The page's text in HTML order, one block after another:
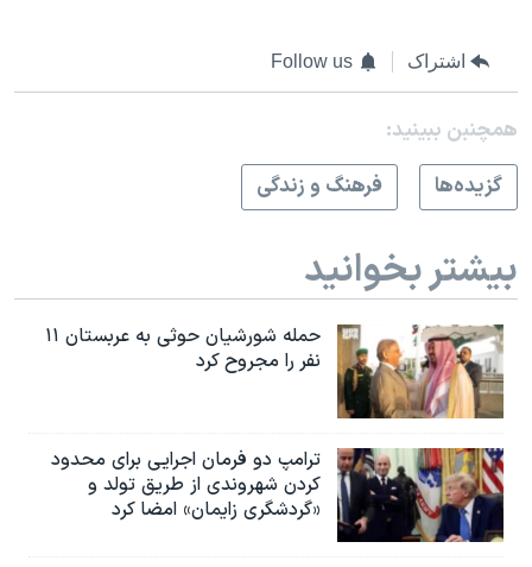
اشتراک Follow us
همچنبن ببینید:
گزيده‌ها
فرهنگ و زندگی
بیشتر بخوانید
حمله شورشیان حوثی به عربستان ۱۱
نفر را مجروح کرد
ترامپ دو فرمان اجرایی برای محدود
کردن شهروندی از طریق تولد و
«گردشگری زایمان» امضا کرد